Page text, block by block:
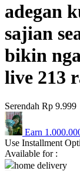
Puma
Q
QV
adegan
sajian
bikin
live 213
Serendah Rp 9.999
Earn
Use Installment
Available for :
home delivery